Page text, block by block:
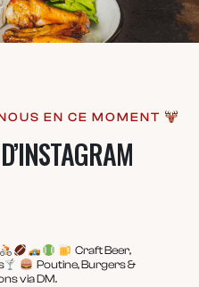
EN CE MOMENT
Craft Beer,
Poutine, Burgers &
via DM.